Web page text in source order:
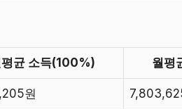
평균 소득(100%) 월평
원